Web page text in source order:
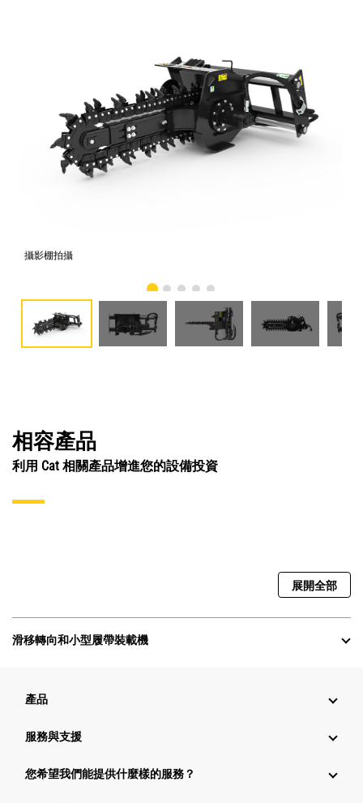
攝影棚拍攝
相容產品
利用 Cat 相關產品增進您的設備投資
展開全部
滑移轉向和小型履帶裝載機
產品
服務與支援
您希望我們能提供什麼樣的服務？